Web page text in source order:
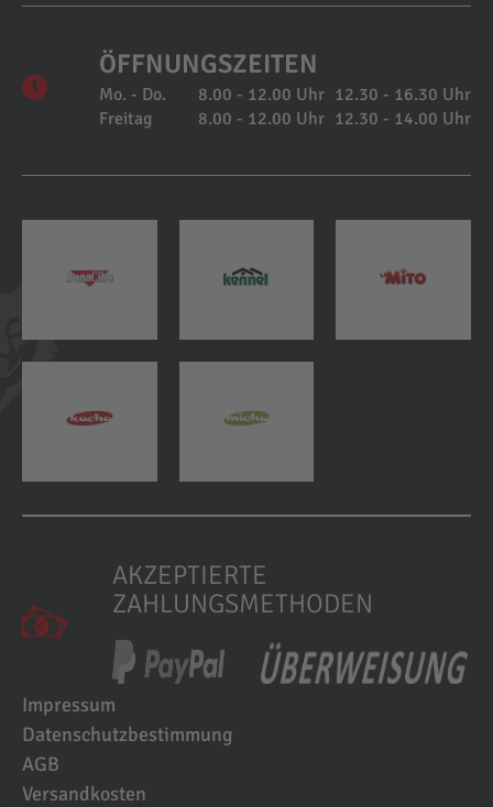
ÖFFNUNGSZEITEN
Mo. - Do. 8.00 - 12.00 Uhr 12.30 - 16.30 Uhr
Freitag
8.00 - 12.00 Uhr 12.30 - 14.00 Uhr
AKZEPTIERTE
ZAHLUNGSMETHODEN
Impressum
Datenschutzbestimmung
AGB
Versandkosten